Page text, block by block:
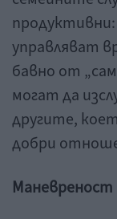
управляват
бавно от
могат да
другите,
добри
Маневреност